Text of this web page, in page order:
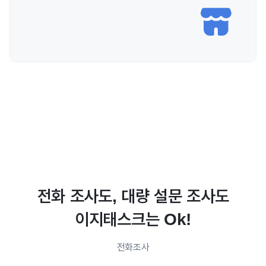
전화 조사도, 대량 설문 조사도
이지태스크는 Ok!
전화조사